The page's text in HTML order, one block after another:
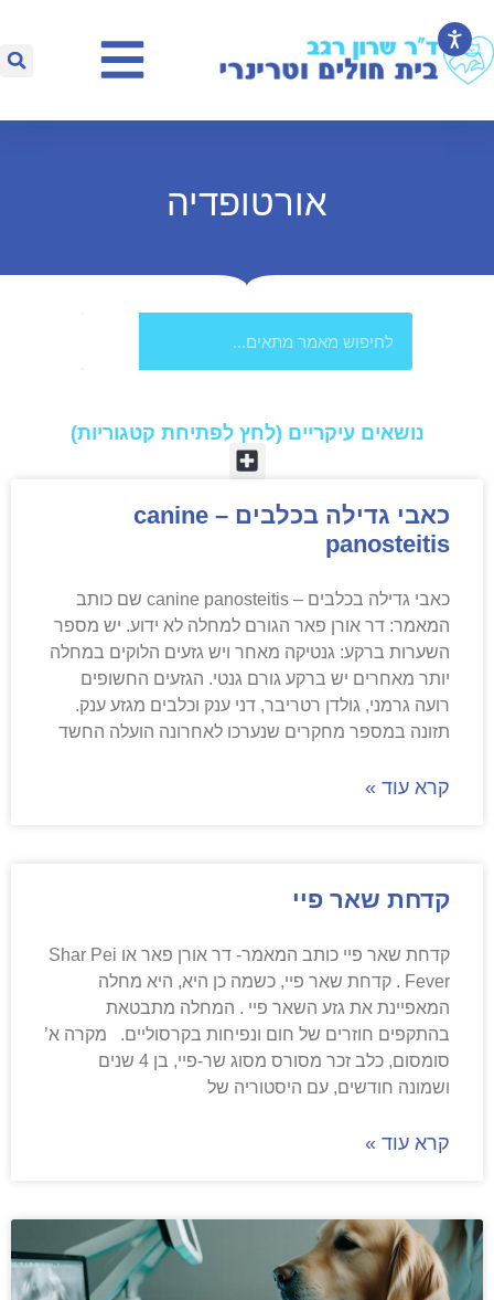
אורטופדיה
נושאים עיקריים (לחץ לפתיחת קטגוריות)​
כאבי גדילה בכלבים – canine
panosteitis
כאבי גדילה בכלבים – canine panosteitis שם כותב
המאמר: דר אורן פאר הגורם למחלה לא ידוע. יש מספר
השערות ברקע: גנטיקה מאחר ויש גזעים הלוקים במחלה
יותר מאחרים יש ברקע גורם גנטי. הגזעים החשופים
רועה גרמני, גולדן רטריבר, דני ענק וכלבים מגזע ענק.
תזונה במספר מחקרים שנערכו לאחרונה הועלה החשד
קרא עוד »
קדחת שאר פיי
קדחת שאר פיי כותב המאמר- דר אורן פאר או Shar Pei
Fever . קדחת שאר פיי, כשמה כן היא, היא מחלה
המאפיינת את גזע השאר פיי . המחלה מתבטאת
בהתקפים חוזרים של חום ונפיחות בקרסוליים. מקרה א’
סומסום, כלב זכר מסורס מסוג שר-פיי, בן 4 שנים
ושמונה חודשים, עם היסטוריה של
קרא עוד »